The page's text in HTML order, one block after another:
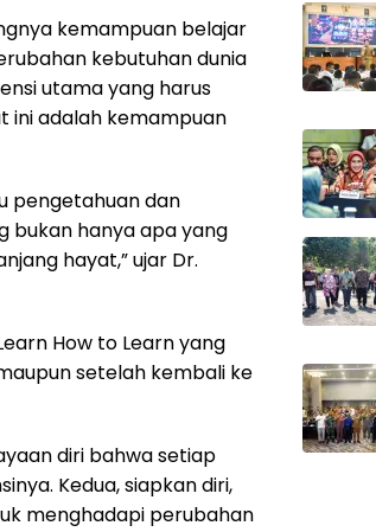
kemampuan belajar
kebutuhan dunia
utama yang harus
ini adalah kemampuan
pengetahuan dan
bukan hanya apa yang
hayat,” ujar Dr.
How to Learn yang
setelah kembali ke
diri bahwa setiap
Kedua, siapkan diri,
menghadapi perubahan